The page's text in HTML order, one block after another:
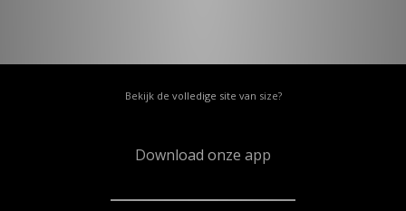
Bekijk de volledige site van size?
Download onze app